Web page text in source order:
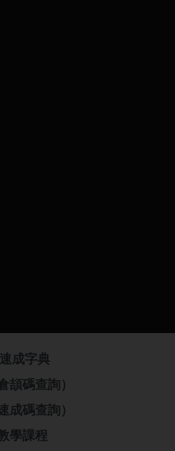
成字典
頡碼查詢）
成碼查詢）
學課程